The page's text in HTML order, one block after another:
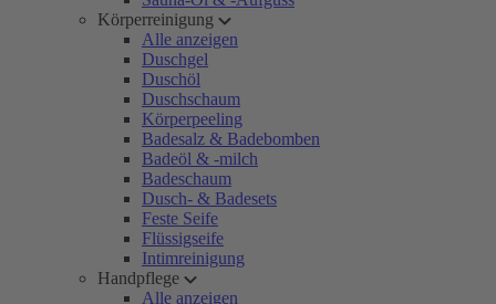
Körperreinigung
Alle anzeigen
Duschgel
Duschöl
Duschschaum
Körperpeeling
Badesalz & Badebomben
Badeöl & -milch
Badeschaum
Dusch- & Badesets
Feste Seife
Flüssigseife
Intimreinigung
Handpflege
Alle anzeigen